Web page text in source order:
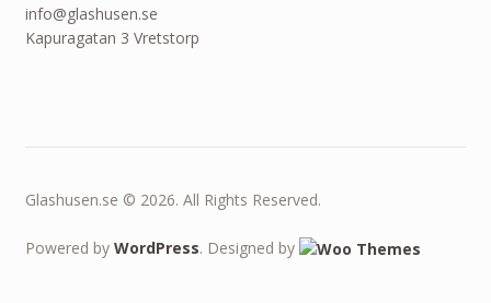
info@glashusen.se
Kapuragatan 3 Vretstorp
Glashusen.se © 2026. All Rights Reserved.
Powered by WordPress. Designed by